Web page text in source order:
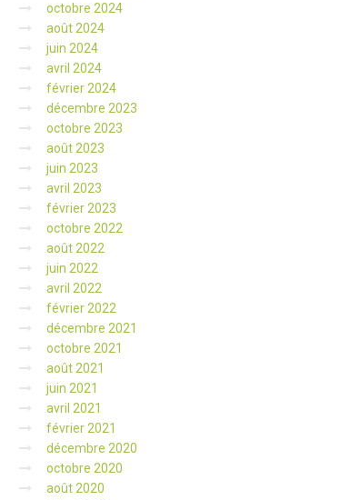
octobre 2024
août 2024
juin 2024
avril 2024
février 2024
décembre 2023
octobre 2023
août 2023
juin 2023
avril 2023
février 2023
octobre 2022
août 2022
juin 2022
avril 2022
février 2022
décembre 2021
octobre 2021
août 2021
juin 2021
avril 2021
février 2021
décembre 2020
octobre 2020
août 2020